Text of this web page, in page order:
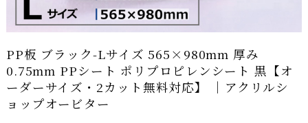
PP板 ブラック-Lサイズ 565×980mm 厚み
0.75mm PPシート ポリプロピレンシート 黒【オ
ーダーサイズ・2カット無料対応】 ｜アクリルシ
ョップオービター